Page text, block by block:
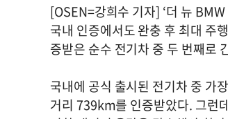
[OSEN=강희수 기자] ‘더 뉴
국내 인증에서도 완충 후 최대 주
증받은 순수 전기차 중 두 번째로
국내에 공식 출시된 전기차 중 가
거리 739km를 인증받았다. 그런